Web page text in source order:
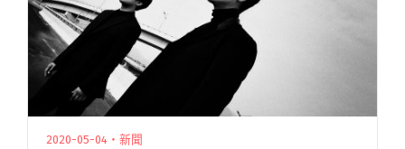
迴"
2020-05-04・新聞